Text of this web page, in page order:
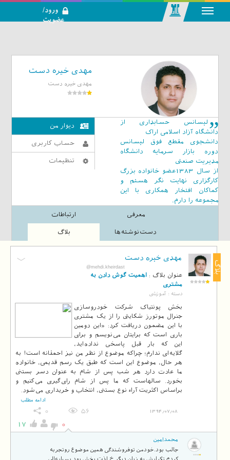
تحلیلی بازار
ورود/
عضویت
مهدی خیره دست
مهدی خیره دست
لیسانس حسابداری از
دانشگاه آزاد اسلامی اراک
دانشجوی مقطع فوق لیسانس
دوره بازار سرمایه دانشگاه
مدیریت صنعتی
از سال 1383عضو خانواده بزرگ
کارگزاری نهایت نگر هستم و
کماکان افتخار همکاری با این
مجموعه را دارم.
دیوار من
حساب کاربری
تنظیمات
معرفی ارتباطات
دست‌نوشته‌ها بلاگ
بلاگ
مهدی خیره دست
@mehdi.kheirdast
عنوان بلاگ : اهمیت گوش دادن به
مشتری
دسته : آموزشی
بخش پونتیاک شرکت خودروسازی
جنرال موتورز شکایتی را از یک مشتری
با این مضمون دریافت کرد: «این دومین
باری است که برایتان می‌نویسم و برای
این که بار قبل پاسخی نداده‌اید،
گلایه‌ای ندارم؛ چراکه موضوع از نظر من نیز احمقانه است! به
هر حال، موضوع این است که طبق یک رسم قدیمی، خانواده
ما عادت دارد هر شب پس از شام به عنوان دسر بستنی
بخورد. سالهاست که ما پس از شام رای‌گیری می‌کنیم و
براساس اکثریت آراء نوع بستنی، انتخاب و خریداری می‌شود.
ادامه مطلب
1394/07/08
56
0
0
17
محمدامین
جالب بود.خودمن توفروشندگی همین موضوع روتجربه
کردم.تکرارش به زبان دیگر خ لذت بخش بود.بسیارعالی